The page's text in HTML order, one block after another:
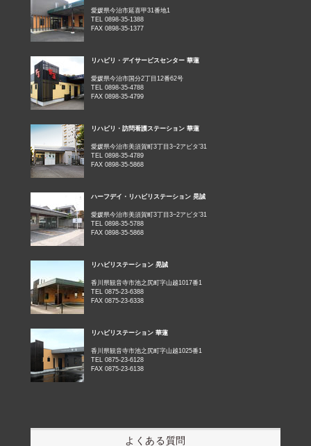
愛媛県今治市延喜甲31番地1
TEL 0898-35-1388
FAX 0898-35-1377
リハビリ・デイサービスセンター 華蓮
愛媛県今治市国分2丁目12番62号
TEL 0898-35-4788
FAX 0898-35-4799
リハビリ・訪問看護ステーション 華蓮
愛媛県今治市美須賀町3丁目3−2アビタ’31
TEL 0898-35-4789
FAX 0898-35-5868
ハーフデイ・リハビリステーション 晃誠
愛媛県今治市美須賀町3丁目3−2アビタ’31
TEL 0898-35-5788
FAX 0898-35-5868
リハビリステーション 晃誠
香川県観音寺市池之尻町字山越1017番1
TEL 0875-23-6388
FAX 0875-23-6338
リハビリステーション 華蓮
香川県観音寺市池之尻町字山越1025番1
TEL 0875-23-6128
FAX 0875-23-6138
よくある質問